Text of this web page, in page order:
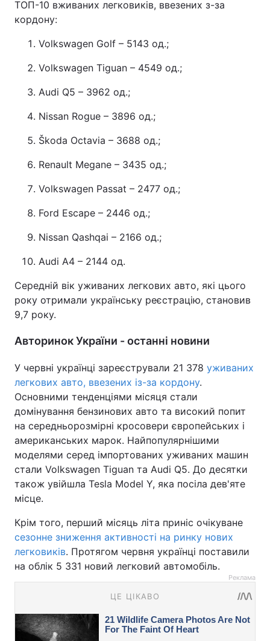
ТОП-10 вживаних легковиків, ввезених з-за
кордону:
Volkswagen Golf – 5143 од.;
Volkswagen Tiguan – 4549 од.;
Audi Q5 – 3962 од.;
Nissan Rogue – 3896 од.;
Škoda Octavia – 3688 од.;
Renault Megane – 3435 од.;
Volkswagen Passat – 2477 од.;
Ford Escape – 2446 од.;
Nissan Qashqai – 2166 од.;
Audi A4 – 2144 од.
Середній вік уживаних легкових авто, які цього
року отримали українську реєстрацію, становив
9,7 року.
Авторинок України - останні новини
У червні українці зареєстрували 21 378 уживаних
легкових авто, ввезених із-за кордону.
Основними тенденціями місяця стали
домінування бензинових авто та високий попит
на середньорозмірні кросовери європейських і
американських марок. Найпопулярнішими
моделями серед імпортованих уживаних машин
стали Volkswagen Tiguan та Audi Q5. До десятки
також увійшла Tesla Model Y, яка посіла дев'яте
місце.
Крім того, перший місяць літа приніс очікуване
сезонне зниження активності на ринку нових
легковиків. Протягом червня українці поставили
на облік 5 331 новий легковий автомобіль.
Реклама